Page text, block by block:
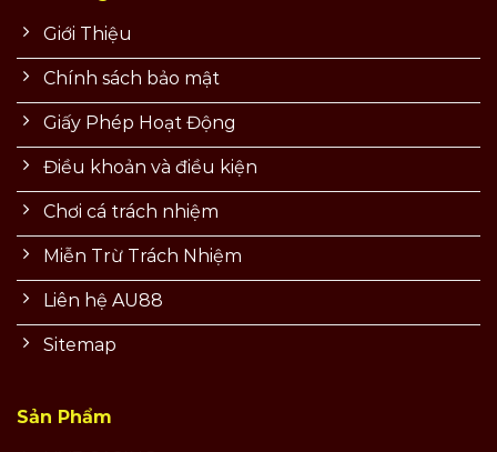
Giới Thiệu
Chính sách bảo mật
Giấy Phép Hoạt Động
Điều khoản và điều kiện
Chơi cá trách nhiệm
Miễn Trừ Trách Nhiệm
Liên hệ AU88
Sitemap
Sản Phẩm